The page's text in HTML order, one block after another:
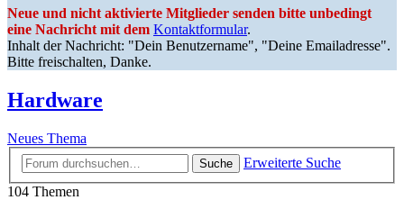
Neue und nicht aktivierte Mitglieder senden bitte unbedingt
eine Nachricht mit dem Kontaktformular.
Inhalt der Nachricht: "Dein Benutzername", "Deine Emailadresse".
Bitte freischalten, Danke.
Hardware
Neues Thema
Suche
Erweiterte Suche
104 Themen